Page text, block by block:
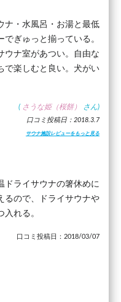
ナ・水風呂・お湯と最低
ぎゅっと揃っている。
ウナ室があつい。自由な
で楽しむと良い。犬がい
( さうな姫（桜餅） さん)
口コミ投稿日：2018.3.7
サウナ施設レビューをもっと見る
ドライサウナの箸休めに
るので、ドライサウナや
れる。
口コミ投稿日：2018/03/07